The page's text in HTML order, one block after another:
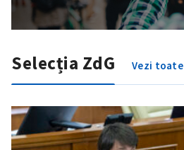
Selecția ZdG Vezi toate